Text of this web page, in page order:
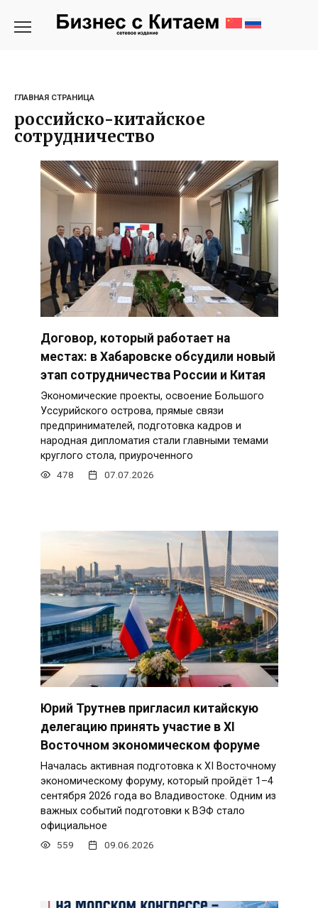
ГЛАВНАЯ СТРАНИЦА
российско-китайское
сотрудничество
Договор, который работает на
местах: в Хабаровске обсудили новый
этап сотрудничества России и Китая
Экономические проекты, освоение Большого
Уссурийского острова, прямые связи
предпринимателей, подготовка кадров и
народная дипломатия стали главными темами
круглого стола, приуроченного
478 07.07.2026
Юрий Трутнев пригласил китайскую
делегацию принять участие в XI
Восточном экономическом форуме
Началась активная подготовка к XI Восточному
экономическому форуму, который пройдёт 1–4
сентября 2026 года во Владивостоке. Одним из
важных событий подготовки к ВЭФ стало
официальное
559 09.06.2026